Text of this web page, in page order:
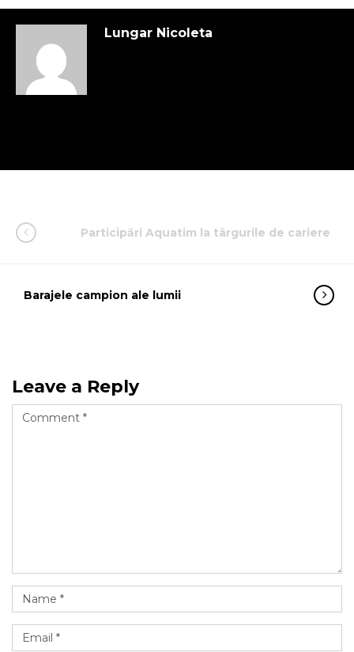
Lungar Nicoleta
Participări Aquatim la târgurile de cariere
Barajele campion ale lumii
Leave a Reply